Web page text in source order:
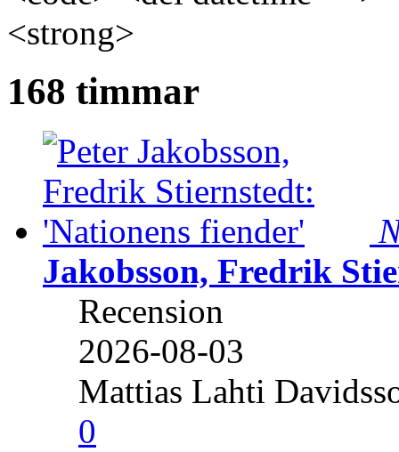
<strong>
168 timmar
Jakobsson, Fredrik
Recension
2026-08-03
Mattias Lahti
0